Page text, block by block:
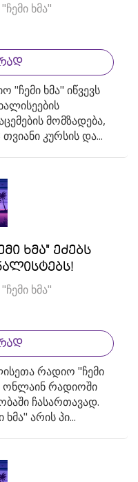
ხმა"
ხმა" იწვევს
მომზადება,
კურსის და...
ხმა" ეძებს
ხმა"
რადიო "ჩემი
ონლაინ რადიოში
ჩასართავად.
არის პი...